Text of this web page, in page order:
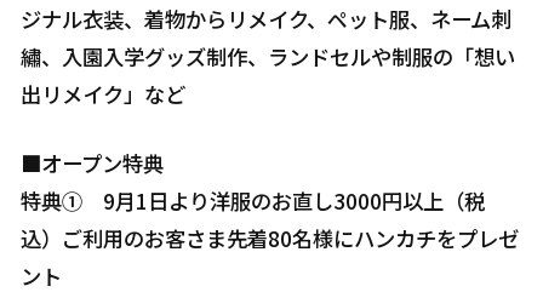
ジナル衣装、着物からリメイク、ペット服、ネーム刺
繡、入園入学グッズ制作、ランドセルや制服の「想い
出リメイク」など
■オープン特典
特典① 9月1日より洋服のお直し3000円以上（税
込）ご利用のお客さま先着80名様にハンカチをプレゼ
ント